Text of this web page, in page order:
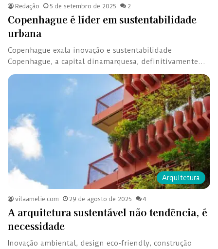
Redação 5 de setembro de 2025 2
Copenhague é líder em sustentabilidade
urbana
Copenhague exala inovação e sustentabilidade
Copenhague, a capital dinamarquesa, definitivamente…
Arquitetura
vilaamelie.com 29 de agosto de 2025 4
A arquitetura sustentável não tendência, é
necessidade
Inovação ambiental, design eco-friendly, construção